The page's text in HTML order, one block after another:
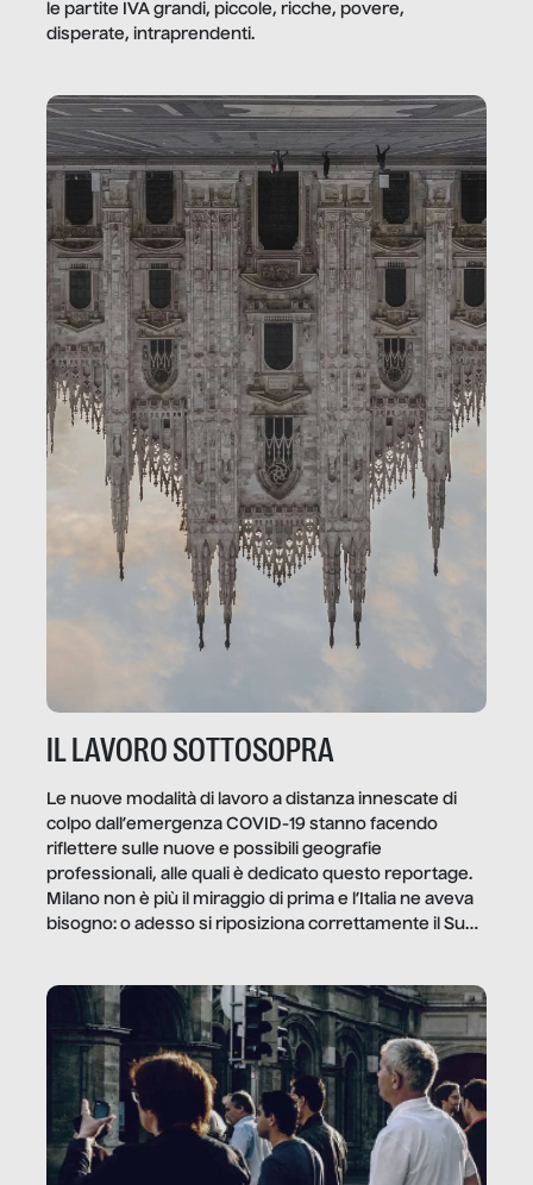
le partite IVA grandi, piccole, ricche, povere,
disperate, intraprendenti.
IL LAVORO SOTTOSOPRA
Le nuove modalità di lavoro a distanza innescate di
colpo dall’emergenza COVID-19 stanno facendo
riflettere sulle nuove e possibili geografie
professionali, alle quali è dedicato questo reportage.
Milano non è più il miraggio di prima e l’Italia ne aveva
bisogno: o adesso si riposiziona correttamente il Sud